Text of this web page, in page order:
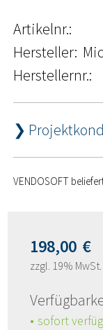
Artikelnr.:
Hersteller:
Herstellernr.:
❯
VENDOSOFT
198,00 €
zzgl. 19% MwSt.
sofort